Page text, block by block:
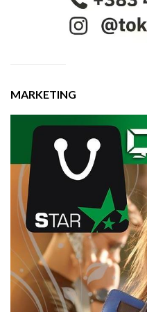
MARKETING